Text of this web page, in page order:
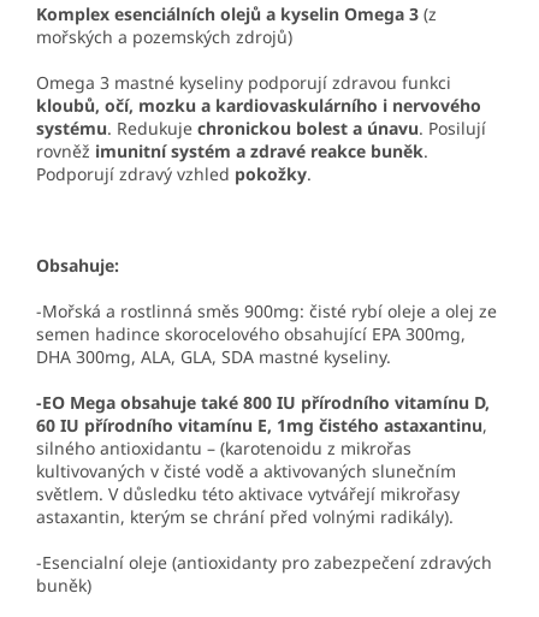
Komplex esenciálních olejů a kyselin Omega 3 (z
mořských a pozemských zdrojů)
Omega 3 mastné kyseliny podporují zdravou funkci
kloubů, očí, mozku a kardiovaskulárního i nervového
systému. Redukuje chronickou bolest a únavu. Posilují
rovněž imunitní systém a zdravé reakce buněk.
Podporují zdravý vzhled pokožky.
Obsahuje:
-Mořská a rostlinná směs 900mg: čisté rybí oleje a olej ze
semen hadince skorocelového obsahující EPA 300mg,
DHA 300mg, ALA, GLA, SDA mastné kyseliny.
-EO Mega obsahuje také 800 IU přírodního vitamínu D,
60 IU přírodního vitamínu E, 1mg čistého astaxantinu,
silného antioxidantu – (karotenoidu z mikrořas
kultivovaných v čisté vodě a aktivovaných slunečním
světlem. V důsledku této aktivace vytvářejí mikrořasy
astaxantin, kterým se chrání před volnými radikály).
-Esencialní oleje (antioxidanty pro zabezpečení zdravých
buněk)